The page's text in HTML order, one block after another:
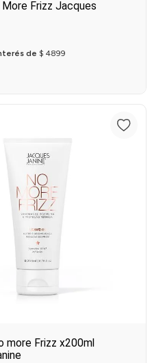
More Frizz Jacques
de $ 4899
more Frizz x200ml